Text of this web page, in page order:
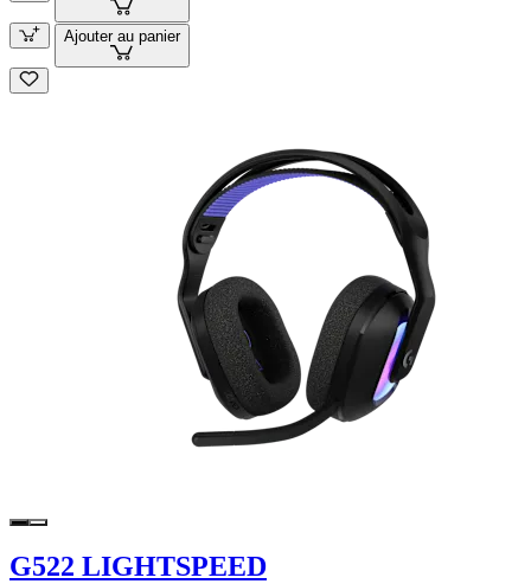
Ajouter au panier
G522 LIGHTSPEED